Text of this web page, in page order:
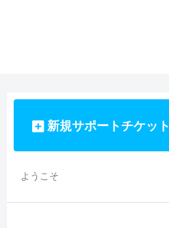
新規サポートチケット
ようこそ